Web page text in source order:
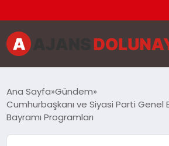
Ana Sayfa Gündem
Cumhurbaşkanı ve Siyasi Parti Genel
Bayramı Programları